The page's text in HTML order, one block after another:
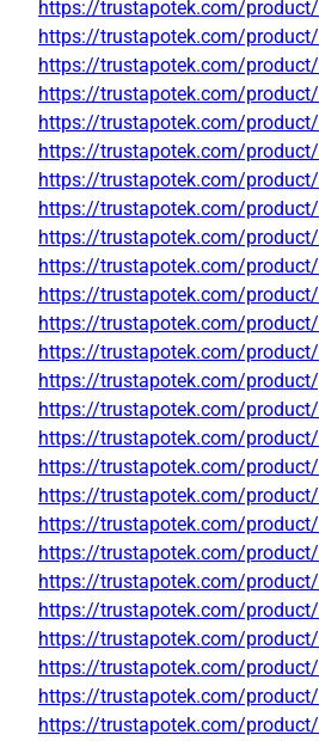
https://trustapotek.com/
https://trustapotek.com/
https://trustapotek.com/
https://trustapotek.com/
https://trustapotek.com/
https://trustapotek.com/
https://trustapotek.com/
https://trustapotek.com/
https://trustapotek.com/
https://trustapotek.com/
https://trustapotek.com/
https://trustapotek.com/
https://trustapotek.com/
https://trustapotek.com/
https://trustapotek.com/
https://trustapotek.com/
https://trustapotek.com/
https://trustapotek.com/
https://trustapotek.com/
https://trustapotek.com/
https://trustapotek.com/
https://trustapotek.com/
https://trustapotek.com/
https://trustapotek.com/
https://trustapotek.com/
https://trustapotek.com/